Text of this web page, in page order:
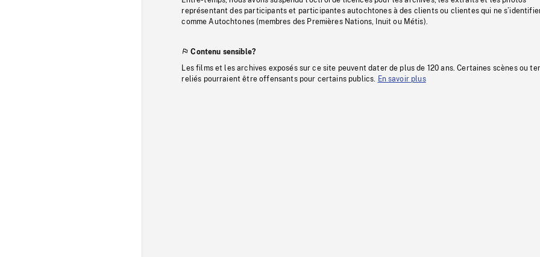
représentant des participants et participantes autochtones à des clients ou clientes qui ne
comme Autochtones (membres des Premières Nations, Inuit ou Métis).
Contenu sensible?
Les films et les archives exposés sur ce site peuvent dater de plus de 120 ans. Certaines scènes ou
reliés pourraient être offensants pour certains publics.
En savoir plus